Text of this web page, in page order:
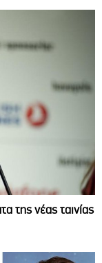
της νέας ταινίας